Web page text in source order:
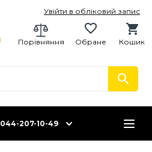
Увійти в обліковий запис
Кошик
Обране
Порівняння
044-207-10-49